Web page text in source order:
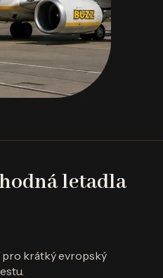
letadla
pro krátký evropský